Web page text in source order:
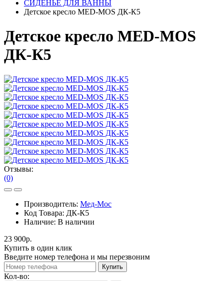
СИДЕНЬЕ ДЛЯ ВАННЫ
Детское кресло MED-MOS ДК-К5
Детское кресло MED-MOS
ДК-К5
Отзывы:
(0)
Производитель: Мед-Мос
Код Товара: ДК-К5
Наличие: В наличии
23 900р.
Купить в один клик
Введите номер телефона и мы перезвоним
Купить
Кол-во: